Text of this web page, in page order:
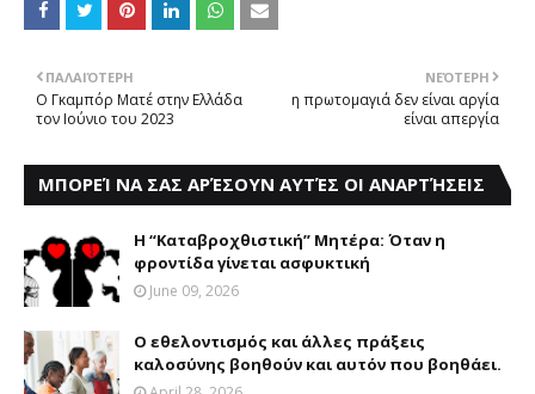
ΝΕΌΤΕΡΗ
η πρωτομαγιά δεν είναι αργία
είναι απεργία
ΠΑΛΑΙΌΤΕΡΗ
O Γκαμπόρ Ματέ στην Ελλάδα
τον Ιούνιο του 2023
ΜΠΟΡΕΊ ΝΑ ΣΑΣ ΑΡΈΣΟΥΝ ΑΥΤΈΣ ΟΙ ΑΝΑΡΤΉΣΕΙΣ
Η “Καταβροχθιστική” Mητέρα: Όταν η
φροντίδα γίνεται ασφυκτική
June 09, 2026
Ο εθελοντισμός και άλλες πράξεις
καλοσύνης βοηθούν και αυτόν που βοηθάει.